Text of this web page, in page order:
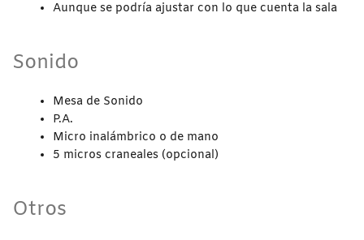
Aunque se podría ajustar con lo que cuenta la sala
Sonido
Mesa de Sonido
P.A.
Micro inalámbrico o de mano
5 micros craneales (opcional)
Otros